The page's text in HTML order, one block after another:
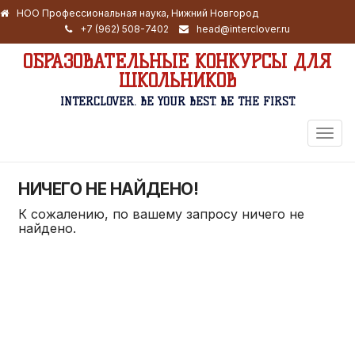
НОО Профессиональная наука, Нижний Новгород
+7 (962) 508-7402
head@interclover.ru
ОБРАЗОВАТЕЛЬНЫЕ КОНКУРСЫ ДЛЯ
ШКОЛЬНИКОВ
INTERCLOVER. BE YOUR BEST. BE THE FIRST.
НИЧЕГО НЕ НАЙДЕНО!
К сожалению, по вашему запросу ничего не
найдено.